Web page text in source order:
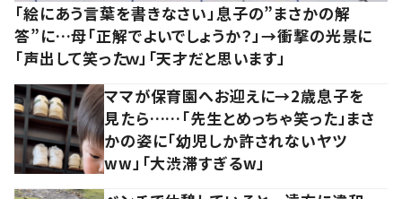
「絵にあう言葉を書きなさい」息子の”まさかの解
答”に…母「正解でよいでしょうか？」→衝撃の光景に
「声出して笑ったｗ」「天才だと思います」
ママが保育園へお迎えに→2歳息子を
見たら……「先生とめっちゃ笑った」まさ
かの姿に「幼児しか許されないヤツ
ww」「大渋滞すぎるw」